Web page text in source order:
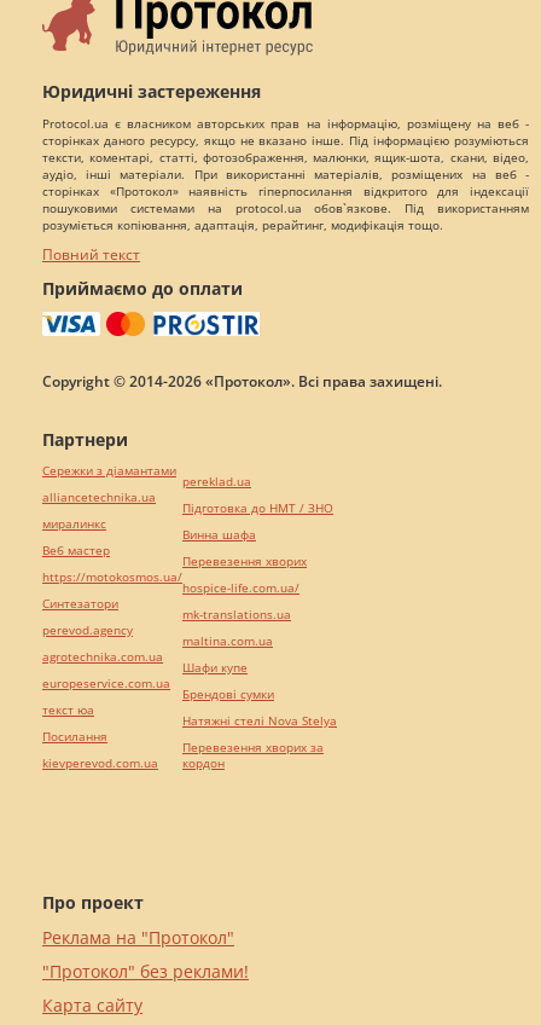
Юридичні застереження
Protocol.ua є власником авторських прав на інформацію, розміщену на веб -
сторінках даного ресурсу, якщо не вказано інше. Під інформацією розуміються
тексти, коментарі, статті, фотозображення, малюнки, ящик-шота, скани, відео,
аудіо, інші матеріали. При використанні матеріалів, розміщених на веб -
сторінках «Протокол» наявність гіперпосилання відкритого для індексації
пошуковими системами на protocol.ua обов`язкове. Під використанням
розуміється копіювання, адаптація, рерайтинг, модифікація тощо.
Повний текст
Приймаємо до оплати
Copyright © 2014-2026 «Протокол». Всі права захищені.
Про проект
Реклама на "Протокол"
"Протокол" без реклами!
Карта сайту
Партнери
Сережки з діамантами
alliancetechnika.ua
миралинкс
Веб мастер
https://motokosmos.ua/
Синтезатори
perevod.agency
agrotechnika.com.ua
europeservice.com.ua
текст юа
Посилання
kievperevod.com.ua
pereklad.ua
Підготовка до НМТ / ЗНО
Винна шафа
Перевезення хворих
hospice-life.com.ua/
mk-translations.ua
maltina.com.ua
Шафи купе
Брендові сумки
Натяжні стелі Nova Stelya
Перевезення хворих за
кордон